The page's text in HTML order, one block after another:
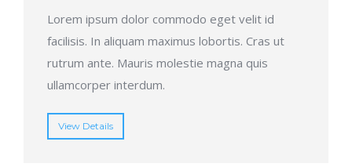
Lorem ipsum dolor commodo eget velit id
facilisis. In aliquam maximus lobortis. Cras ut
rutrum ante. Mauris molestie magna quis
ullamcorper interdum.
View Details